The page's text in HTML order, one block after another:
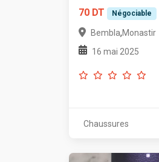
70 DT
Négociable
Bembla,Monastir
16 mai 2025
Chaussures